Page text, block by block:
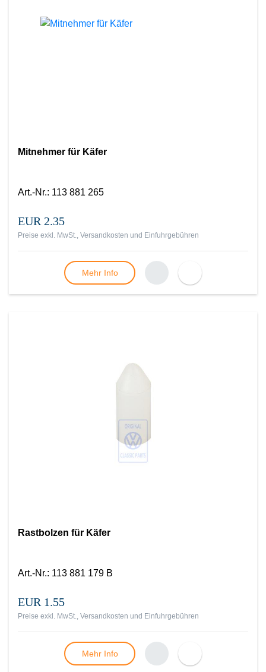
Mitnehmer für Käfer
Art.-Nr.: 113 881 265
EUR 2.35
Preise exkl. MwSt., Versandkosten und Einfuhrgebühren
Mehr Info
Rastbolzen für Käfer
Art.-Nr.: 113 881 179 B
EUR 1.55
Preise exkl. MwSt., Versandkosten und Einfuhrgebühren
Mehr Info